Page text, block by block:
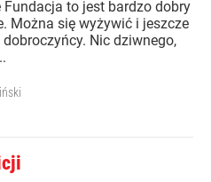
Fundacja to jest bardzo dobry
Można się wyżywić i jeszcze
Nic dziwnego,